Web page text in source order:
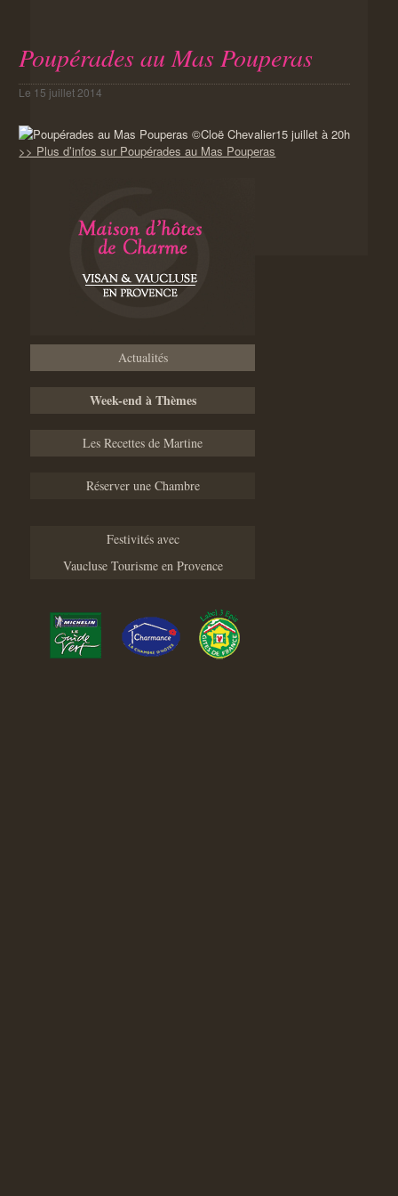
Poupérades au Mas Pouperas
Le 15 juillet 2014
15 juillet à 20h
>> Plus d’infos sur Poupérades au Mas Pouperas
Actualités
Week-end à Thèmes
Les Recettes de Martine
Réserver une Chambre
Festivités avec
Vaucluse Tourisme en Provence